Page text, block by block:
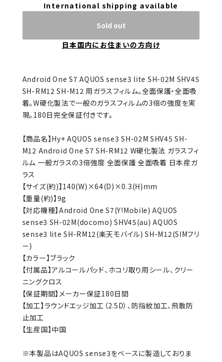
International shipping available
Sold out
日本国内にお住まいの方向け
Android One S7 AQUOS sense3 lite SH-02M SHV45
SH-RM12 SH-M12 用ガラスフィルム。全面保護・全面吸
着。W硬化製法で一般のガラスフィルムの3倍の強度を実
現。180日完全保証付きです。
【商品名】Hy+ AQUOS sense3 SH-02M SHV45 SH-
M12 Android One S7 SH-RM12 W硬化製法 ガラスフィ
ルム 一般ガラスの3倍強度 全面保護 全面吸着 日本産ガ
ラス
【サイズ(約)】140(W)×64(D)×0.3(H)mm
【重量(約)】9g
【対応機種】Android One S7(Y!Mobile) AQUOS
sense3 SH-02M(docomo) SHV45(au) AQUOS
sense3 lite SH-RM12(楽天モバイル) SH-M12(SIMフリ
ー)
【カラー】ブラック
【付属品】アルコールパッド、ホコリ取り用シール、クリー
ニングクロス
【保証期間】メーカー保証180日間
【加工】ラウンドエッジ加工（2.5D）、防指紋加工、飛散防
止加工
【生産国】中国
※本製品はAQUOS sense3をベースに製造しておりま